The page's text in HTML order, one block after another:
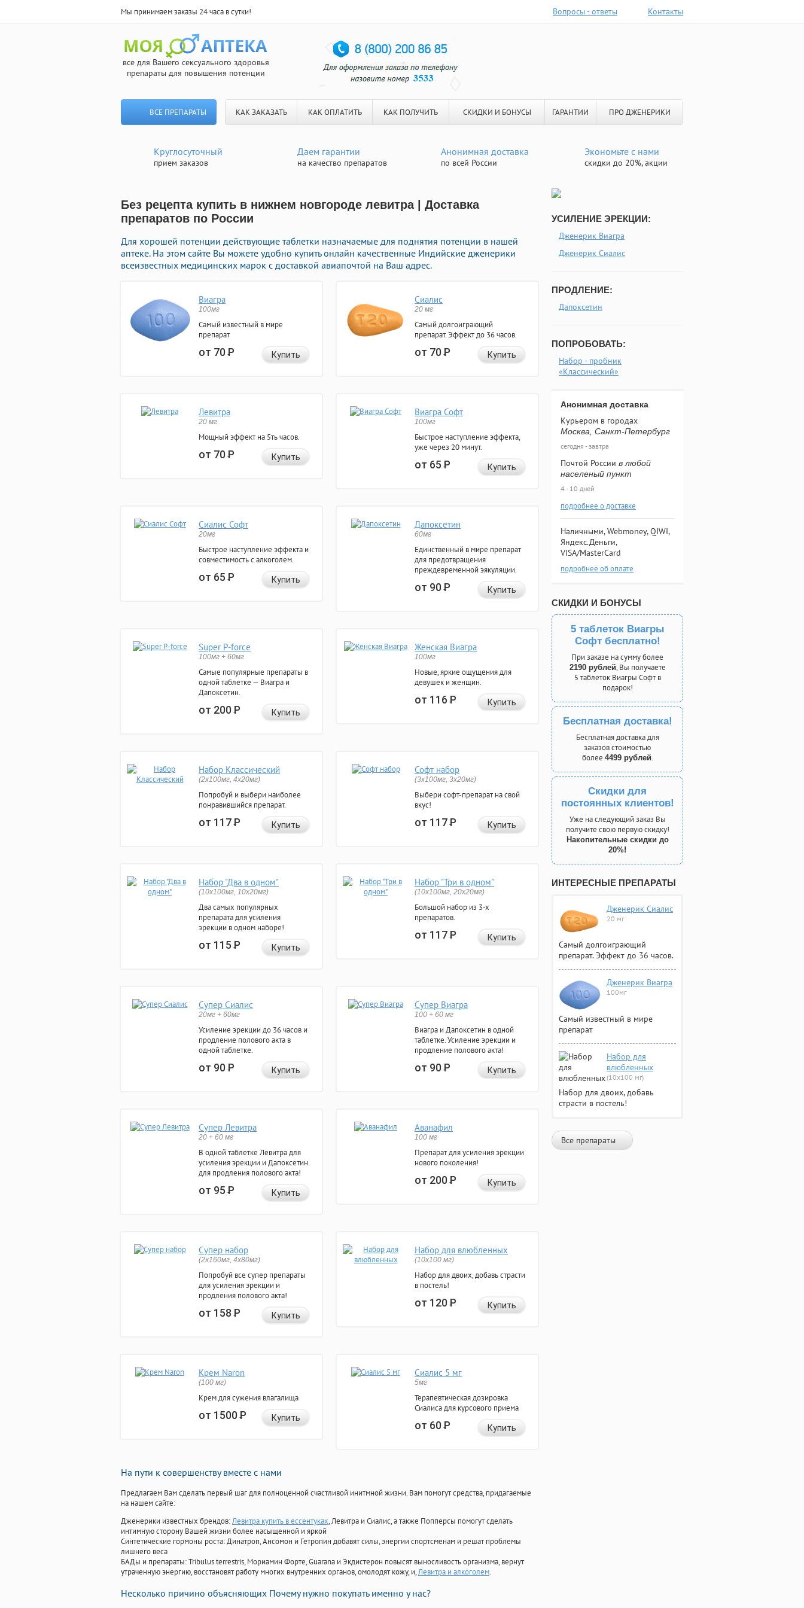
Мы принимаем заказы 24 часа в сутки! Вопросы - ответы Контакты
все для Вашего сексуального здоровья
препараты для повышения потенции
ВСЕ ПРЕПАРАТЫ КАК ЗАКАЗАТЬ КАК ОПЛАТИТЬ КАК ПОЛУЧИТЬ СКИДКИ И БОНУСЫ ГАРАНТИИ ПРО ДЖЕНЕРИКИ
Круглосуточный
прием заказов
Даем гарантии
на качество препаратов
Анонимная доставка
по всей России
Экономьте с нами
скидки до 20%, акции
Без рецепта купить в нижнем новгороде левитра | Доставка
препаратов по России
Для хорошей потенции действующие таблетки назначаемые для поднятия потенции в нашей
аптеке. На этом сайте Вы можете удобно купить онлайн качественные Индийские дженерики
всеизвестных медицинских марок с доставкой авиапочтой на Ваш адрес.
Виагра
100мг
Самый известный в мире
препарат
от 70Р Купить
Сиалис
20 мг
Самый долгоиграющий
препарат. Эффект до 36 часов.
от 70Р Купить
Левитра
20 мг
Мощный эффект на 5ть часов.
от 70Р Купить
Виагра Софт
100мг
Быстрое наступление эффекта,
уже через 20 минут.
от 65Р Купить
Сиалис Софт
20мг
Быстрое наступление эффекта и
совместимость с алкоголем.
от 65Р Купить
Дапоксетин
60мг
Единственный в мире препарат
для предотвращения
преждевременной эякуляции.
от 90Р Купить
Super P-force
100мг + 60мг
Самые популярные препараты в
одной таблетке — Виагра и
Дапоксетин.
от 200Р Купить
Женская Виагра
100мг
Новые, яркие ощущения для
девушек и женщин.
от 116Р Купить
Набор Классический
(2x100мг, 4x20мг)
Попробуй и выбери наиболее
понравившийся препарат.
от 117Р Купить
Софт набор
(3x100мг, 3x20мг)
Выбери софт-препарат на свой
вкус!
от 117Р Купить
Набор "Два в одном"
(10x100мг, 10x20мг)
Два самых популярных
препарата для усиления
эрекции в одном наборе!
от 115Р Купить
Набор "Три в одном"
(10x100мг, 20x20мг)
Большой набор из 3-х
препаратов.
от 117Р Купить
Супер Сиалис
20мг + 60мг
Усиление эрекции до 36 часов и
продление полового акта в
одной таблетке.
от 90Р Купить
Супер Виагра
100 + 60 мг
Виагра и Дапоксетин в одной
таблетке. Усиление эрекции и
продление полового акта!
от 90Р Купить
Супер Левитра
20 + 60 мг
В одной таблетке Левитра для
усиления эрекции и Дапоксетин
для продления полового акта!
от 95Р Купить
Аванафил
100 мг
Препарат для усиления эрекции
нового поколения!
от 200Р Купить
Супер набор
(2х160мг, 4х80мг)
Попробуй все супер препараты
для усиления эрекции и
продления полового акта!
от 158Р Купить
Набор для влюбленных
(10х100 мг)
Набор для двоих, добавь страсти
в постель!
от 120Р Купить
Крем Naron
(100 мг)
Крем для сужения влагалища
от 1500Р Купить
Сиалис 5 мг
5мг
Терапевтическая дозировка
Сиалиса для курсового приема
от 60Р Купить
На пути к совершенству вместе с нами
Предлагаем Вам сделать первый шаг для полноценной счастливой инитмной жизни. Вам помогут средства, придагаемые
на нашем сайте:
Дженерики известных брендов:Левитра купить в ессентуках, Левитра и Сиалис, а также Попперсы помогут сделать
интимную сторону Вашей жизни более насыщенной и яркой
Синтетические гормоны роста: Динатроп, Ансомон и Гетропин добавят силы, энергии спортсменам и решат проблемы
лишнего веса
БАДы и препараты:Tribulus terrestris, Мориамин Форте, Guarana и Экдистерон повысят выносливость организма, вернут
утраченную энергию, восстановят работу многих внутренних органов, омолодят кожу, и,Левитра и алкоголем.
Несколько причино объясняющих Почему нужно покупать именно у нас?
УСИЛЕНИЕ ЭРЕКЦИИ:
Дженерик Виагра
Дженерик Сиалис
ПРОДЛЕНИЕ:
Дапоксетин
ПОПРОБОВАТЬ:
Набор - пробник
«Классический»
Анонимная доставка
Курьером в городах
Москва, Санкт-Петербург
сегодня - завтра
Почтой России в любой
населеный пункт
4 - 10 дней
подробнее о доставке
Наличными, Webmoney, QIWI,
Яндекс.Деньги,
VISA/MasterCard
подробнее об оплате
СКИДКИ И БОНУСЫ
5 таблеток Виагры
Софт бесплатно!
При заказе на сумму более
2190 рублей, Вы получаете
5 таблеток Виагры Софт в
подарок!
Бесплатная доставка!
Бесплатная доставка для
заказов стоимостью
более 4499 рублей.
Скидки для
постоянных клиентов!
Уже на следующий заказ Вы
получите свою первую скидку!
Накопительные скидки до
20%!
ИНТЕРЕСНЫЕ ПРЕПАРАТЫ
Дженерик Сиалис
20 мг
Самый долгоиграющий
препарат. Эффект до 36 часов.
Дженерик Виагра
100мг
Самый известный в мире
препарат
Набор для
влюбленных
(10х100 мг)
Набор для двоих, добавь
страсти в постель!
Все препараты